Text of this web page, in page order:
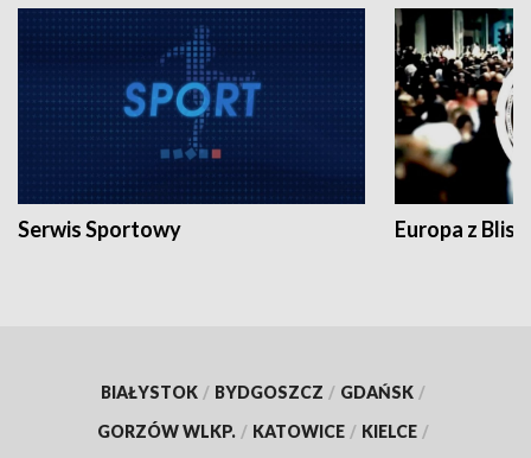
Serwis Sportowy Europa z
BIAŁYSTOK / BYDGOSZCZ / GDAŃSK /
GORZÓW WLKP. / KATOWICE / KIELCE /